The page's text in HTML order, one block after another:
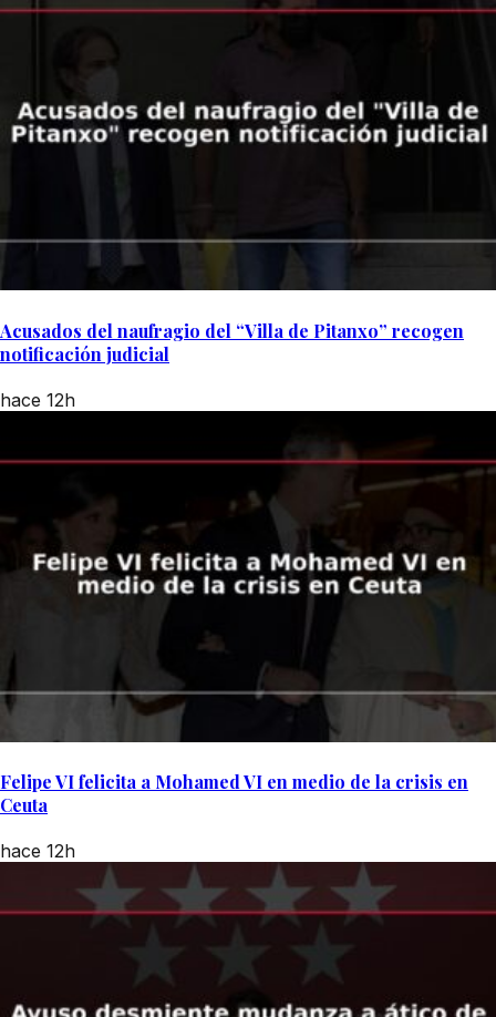
Acusados del naufragio del “Villa de Pitanxo” recogen
notificación judicial
hace 12h
Felipe VI felicita a Mohamed VI en medio de la crisis en
Ceuta
hace 12h